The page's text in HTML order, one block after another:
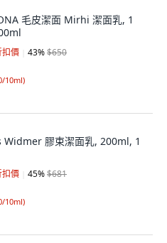
毛皮潔面 Mirhi 潔面乳, 1
扣價 43%$650
10ml)
Widmer 膠束潔面乳, 200ml, 1
扣價 45%$681
10ml)